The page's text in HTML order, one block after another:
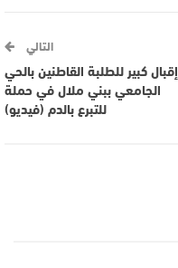
التالي
إقبال كبير للطلبة القاطنين بالحي
الجامعي ببني ملال في حملة
للتبرع بالدم (فيديو)